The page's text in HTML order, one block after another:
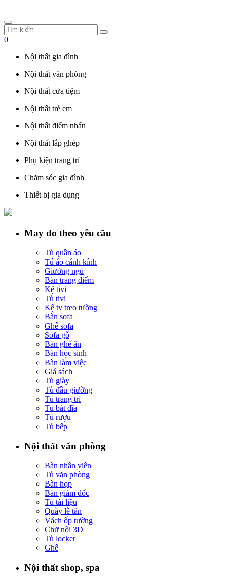
0
Nội thất gia đình
Nội thất văn phòng
Nội thất cửa tiệm
Nội thất trẻ em
Nội thất điểm nhấn
Nội thất lắp ghép
Phụ kiện trang trí
Chăm sóc gia đình
Thiết bị gia dụng
May đo theo yêu cầu
Tủ quần áo
Tú áo cánh kính
Giường ngủ
Bàn trang điểm
Kệ tivi
Tủ tivi
Kệ tv treo tường
Bàn sofa
Ghế sofa
Sofa gỗ
Bàn ghế ăn
Bàn học sinh
Bàn làm việc
Giá sách
Tủ giày
Tủ đầu giường
Tủ trang trí
Tủ bát đĩa
Tủ rượu
Tủ bếp
Nội thất văn phòng
Bàn nhân viên
Tủ văn phòng
Bàn họp
Bàn giám đốc
Tủ tài liệu
Quầy lễ tân
Vách ốp tường
Chữ nổi 3D
Tủ locker
Ghế
Nội thất shop, spa